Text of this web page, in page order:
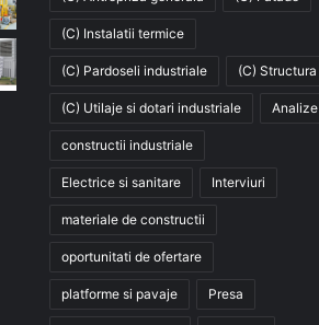
(C) Instalatii termice
(C) Pardoseli industriale (C) Structura
(C) Utilaje si dotari industriale Analize
constructii industriale
Electrice si sanitare Interviuri
materiale de constructii
oportunitati de ofertare
platforme si pavaje Presa